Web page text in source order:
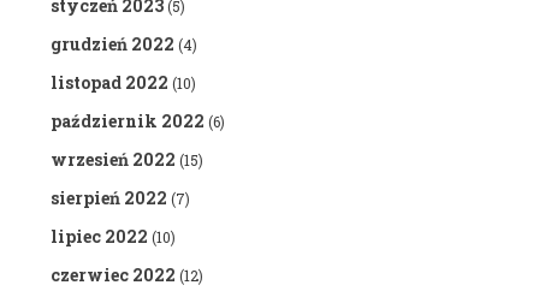
styczeń 2023(5)
grudzień 2022 (4)
listopad 2022 (10)
październik 2022 (6)
wrzesień 2022 (15)
sierpień 2022 (7)
lipiec 2022 (10)
czerwiec 2022 (12)